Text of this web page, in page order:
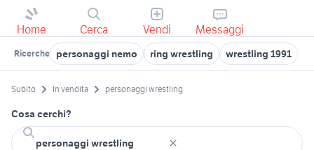
Home Cerca Vendi Messaggi
Ricerche personaggi nemo ring wrestling wrestling 1991
Subito In vendita personaggi wrestling
Cosa cerchi?